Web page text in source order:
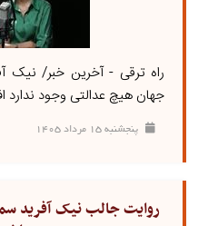
راه ترقی - آخرین خبر/ نیک
جهان هیچ عدالتی وجود ندارد
پنجشنبه ۱۵ مرداد ۱۴۰۵
روایت جالب نیک آفرید